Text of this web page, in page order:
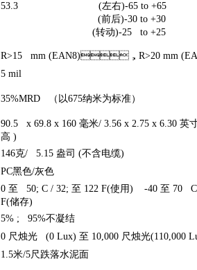
53.3 (左右)-65 to +65
(前后)-30 to +30
(转动)-25 to +25
R>15 mm (EAN8)，R>20 mm
5 mil
35%MRD （以675纳米为标准）
90.5 x 69.8 x 160 毫米/ 3.56 x 2.75 x 6.30 英
高 )
146克/ 5.15 盎司 (不含电缆)
PC黑色/灰色
0 至 50; C / 32; 至 122 F(使用) -40 至 70 C
F(储存)
5% ; 95%不凝结
0 尺烛光 (0 Lux) 至 10,000 尺烛光(110,000
1.5米/5尺跌落水泥面